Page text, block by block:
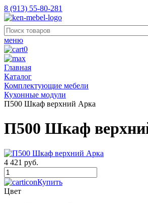
8 (913) 55-80-281
меню
0
Главная
Каталог
Комплектующие мебели
Кухонные модули
П500 Шкаф верхний Арка
П500 Шкаф
4 421 руб.
Купить
Цвет